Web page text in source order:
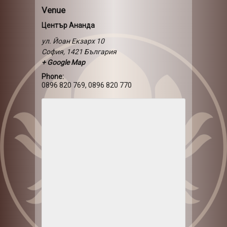
Venue
Център Ананда
ул. Йоан Екзарх 10
София, 1421 България
+ Google Map
Phone:
0896 820 769, 0896 820 770